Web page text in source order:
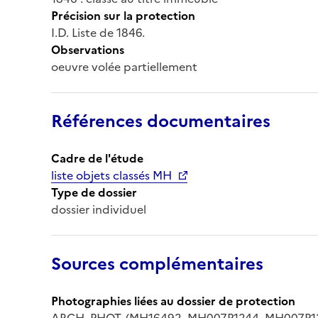
Précision sur la protection
I.D. Liste de 1846.
Observations
oeuvre volée partiellement
Références documentaires
Cadre de l'étude
liste objets classés MH
Type de dossier
dossier individuel
Sources complémentaires
Photographies liées au dossier de protection